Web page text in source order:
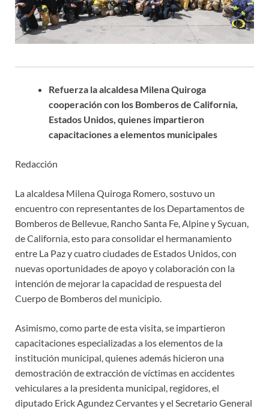
Refuerza la alcaldesa Milena Quiroga
cooperación con los Bomberos de California,
Estados Unidos, quienes impartieron
capacitaciones a elementos municipales
Redacción
La alcaldesa Milena Quiroga Romero, sostuvo un
encuentro con representantes de los Departamentos de
Bomberos de Bellevue, Rancho Santa Fe, Alpine y Sycuan,
de California, esto para consolidar el hermanamiento
entre La Paz y cuatro ciudades de Estados Unidos, con
nuevas oportunidades de apoyo y colaboración con la
intención de mejorar la capacidad de respuesta del
Cuerpo de Bomberos del municipio.
Asimismo, como parte de esta visita, se impartieron
capacitaciones especializadas a los elementos de la
institución municipal, quienes además hicieron una
demostración de extracción de víctimas en accidentes
vehiculares a la presidenta municipal, regidores, el
diputado Erick Agundez Cervantes y el Secretario General